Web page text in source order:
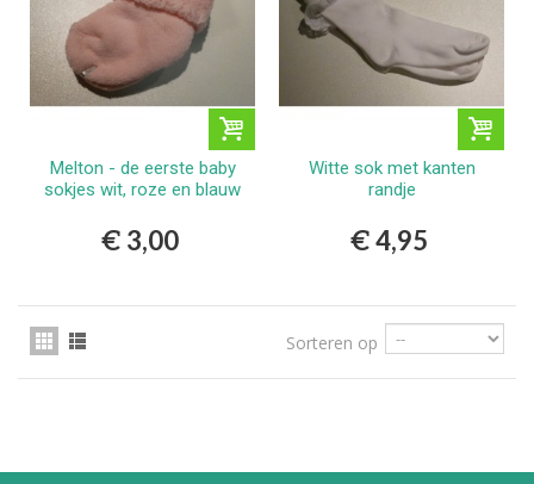
Melton - de eerste baby
sokjes wit, roze en blauw
€ 3,00
Witte sok met kanten
randje
€ 4,95
Sorteren op